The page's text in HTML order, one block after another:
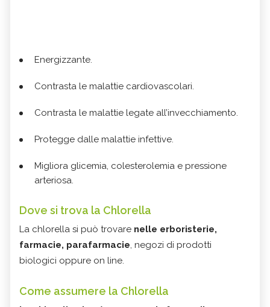
Energizzante.
Contrasta le malattie cardiovascolari.
Contrasta le malattie legate all’invecchiamento.
Protegge dalle malattie infettive.
Migliora glicemia, colesterolemia e pressione
arteriosa.
Dove si trova la Chlorella
La chlorella si può trovare nelle erboristerie,
farmacie, parafarmacie, negozi di prodotti
biologici oppure on line.
Come assumere la Chlorella